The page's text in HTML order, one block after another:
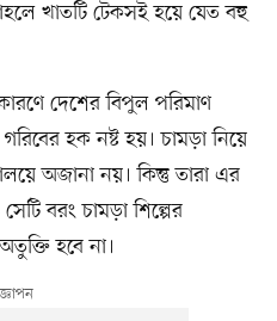
খাতটি টেকসই হয়ে যেত বহু
দেশের বিপুল পরিমাণ
হক নষ্ট হয়। চামড়া নিয়ে
অজানা নয়। কিন্তু তারা এর
বরং চামড়া শিল্পের
হবে না।